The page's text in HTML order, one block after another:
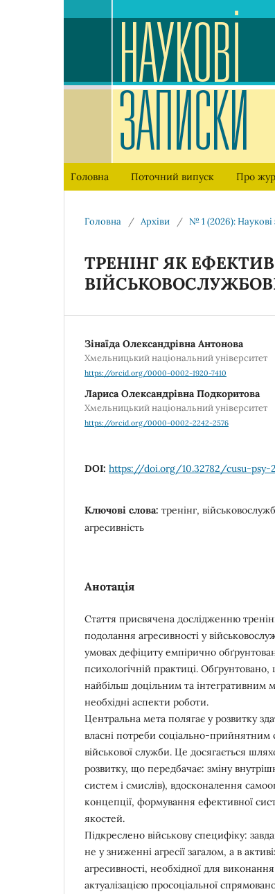
Головна Поточний випуск Про
Головна / Архіви / № 1 (2026): Наукові
ТРЕНІНГ ЯК
Зінаїда Олександрівна Антонова
Хмельницький національний університет
https://orcid.org/0000-0002-1920-7410
Лариса Олександрівна Подкоритова
Хмельницький національний університет
https://orcid.org/0000-0002-2242-2576
DOI: https://doi.org/10.32782/cusu-psy-
Ключові слова: тренінг,
агресивність
Анотація
Стаття присвячена дослідженню
подолання агресивності у
умовах дефіциту емпірично
психологічній практиці.
найбільш доцільним та інтегративним
необхідні аспекти роботи.
Центральна мета полягає у розвитку
власні потреби соціально-
військової служби. Це досягається
розвитку, що передбачає: зміну
систем і смислів), вдосконалення
концепції, формування ефективної
якостей.
Підкреслено військову специфіку:
не у зниженні агресії загалом, а в
агресивності, необхідної для
актуалізацією просоціальної